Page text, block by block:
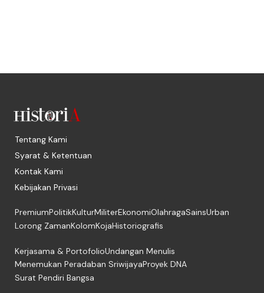
Tentang Kami
Syarat & Ketentuan
Kontak Kami
Kebijakan Privasi
PremiumPolitikKulturMiliterEkonomiOlahragaSainsUrban
Lorong ZamanKolomKojaHistoriografis
Kerjasama & PortofolioUndangan Menulis
Menemukan Peradaban SriwijayaProyek DNA
Surat Pendiri Bangsa